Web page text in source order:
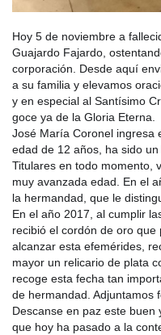
Hoy 5 de noviembre a
Guajardo Fajardo,
corporación. Desde aquí
a su familia y elevamos
y en especial al Santísimo
goce ya de la Gloria Eterna.
José María Coronel ingresa
edad de 12 años, ha sido
Titulares en todo momento,
muy avanzada edad. En el
la hermandad, que le
En el año 2017, al cumplir
recibió el cordón de oro
alcanzar esta efemérides,
mayor un relicario de plata
recoge esta fecha tan
de hermandad. Adjuntamos
Descanse en paz este buen
que hoy ha pasado a la